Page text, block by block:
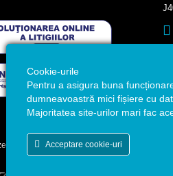
Cookie-urile
Pentru a asigura buna
dumneavoastră mici fișiere cu
Majoritatea site-urilor mari fac
Acceptare cookie-uri